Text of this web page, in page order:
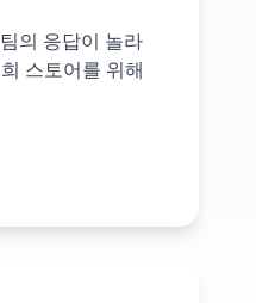
의 응답이 놀라
스토어를 위해